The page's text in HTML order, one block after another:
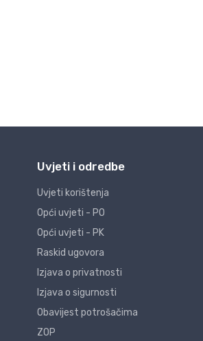
Uvjeti i odredbe
Uvjeti korištenja
Opći uvjeti - PO
Opći uvjeti - PK
Raskid ugovora
Izjava o privatnosti
Izjava o sigurnosti
Obavijest potrošačima
ZOP